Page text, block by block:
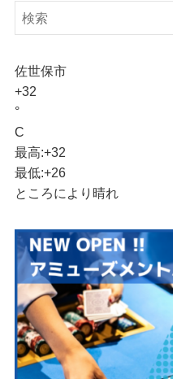
佐世保市
+32
°
C
最高:+32
最低:+26
ところにより晴れ